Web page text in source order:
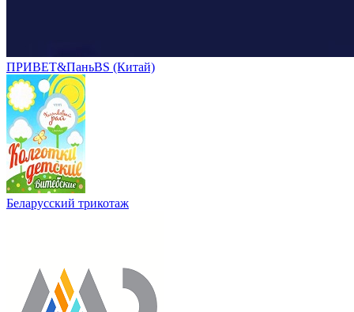
ПРИВЕТ&ПаньBS (Китай)
Беларусский трикотаж